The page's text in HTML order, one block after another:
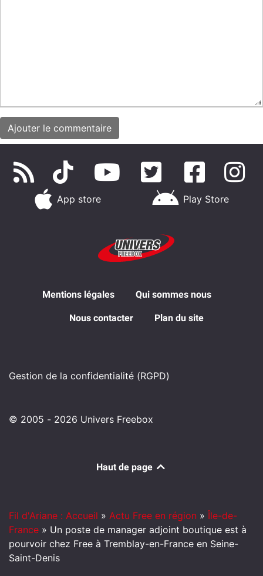
App store Play Store
Mentions légales Qui sommes nous
Nous contacter Plan du site
Gestion de la confidentialité (RGPD)
© 2005 - 2026 Univers Freebox
Haut de page
Fil d'Ariane : Accueil » Actu Free en région » Île-de-
France » Un poste de manager adjoint boutique est à
pourvoir chez Free à Tremblay-en-France en Seine-
Saint-Denis